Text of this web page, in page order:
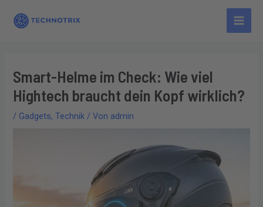
Inhalt
Main
Smart-Helme im Check: Wie viel
Hightech braucht dein Kopf wirklich?
/ Gadgets,Technik / Von admin